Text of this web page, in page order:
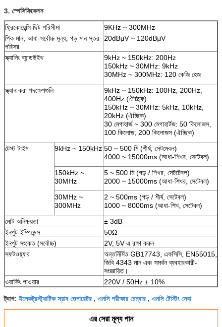
3. স্পেসিফিকেশন
ফ্রিকোয়েন্সি ছিট পরিসীমা
9KHz ~ 300MHz
পিক মান, আধা-সর্বোচ্চ মূল্য, গড় মান স্তর
পরিসর
20dBμV ~ 120dBμV
স্ক্যানিং ব্যান্ডউইথ
9kHz ~ 150kHz: 200Hz
150kHz ~ 30MHz: 9kHz
30MHz ~ 300MHz: 120 কেজি হেজ
স্ক্যান করা পদক্ষেপগুলি
9kHz ~ 150kHz: 100Hz, 200Hz,
400Hz (ঐচ্ছিক)
150kHz ~ 30MHz: 5kHz, 10kHz,
20kHz (ঐচ্ছিক)
30 মেগাহার্জ ~ 300 মেগাহার্টজ: 50 কিলোজস,
100 কিলোজ, 200 কিলোজস (ঐচ্ছিক)
টেস্ট টাইম
9kHz ~ 150kHz 50 ~ 500 মি (শীর্ষ, সেটমেবল)
4000 ~ 15000ms (আধা-শিখর, সেটেবল)
150kHz ~
30MHz
5 ~ 500 মি (গড় / শিখর, সেটটেবল)
2000 ~ 15000ms (আধা-শিখর, সেটেবল)
30MHz ~
300MHz
2 ~ 500ms (গড় / শীর্ষ, সেটেবল)
1000 ~ 8000ms (আধা-শিখ, সেটেবল)
মোট অনিশ্চয়তা
± 3dB
ইনপুট ইম্পিডেন্স
50Ω
ইনপুট সংকেত (সর্বোচ্চ)
2V, 5V এ রক্ষা করুন
সফটওয়্যার
অন্তর্নির্মিত GB17743, এফসিসি, EN55015,
জিবি 4343 মান এবং সমর্থন ব্যবহারকারী-
সংজ্ঞায়িত।
ওয়ার্কিং পাওয়ার
220V / 50Hz ± 10%
ট্যাগ:ইলেকট্রস্ট্যাটিক স্রাব জেনারেটর , এমসি পরীক্ষার চেম্বার , এমসি টেস্টিং সেবা
এর সেরা মূল্য পান